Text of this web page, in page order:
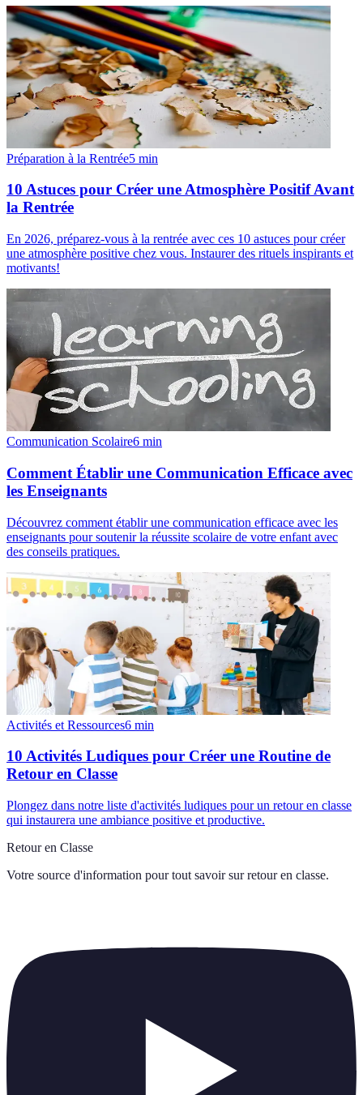
Préparation à la Rentrée5 min
10 Astuces pour Créer une Atmosphère Positif Avant
la Rentrée
En 2026, préparez-vous à la rentrée avec ces 10 astuces pour créer
une atmosphère positive chez vous. Instaurer des rituels inspirants et
motivants!
Communication Scolaire6 min
Comment Établir une Communication Efficace avec
les Enseignants
Découvrez comment établir une communication efficace avec les
enseignants pour soutenir la réussite scolaire de votre enfant avec
des conseils pratiques.
Activités et Ressources6 min
10 Activités Ludiques pour Créer une Routine de
Retour en Classe
Plongez dans notre liste d'activités ludiques pour un retour en classe
qui instaurera une ambiance positive et productive.
Retour en Classe
Votre source d'information pour tout savoir sur retour en classe.